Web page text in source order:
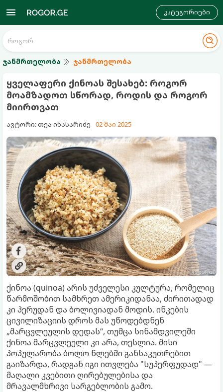
კატეგორიები
ჯანმრთელობა ჯანმრთელობა
ყველაფერი ქინოას შესახებ: როგორ
მოამზადოთ სწორად, როდის და როგორ
მიირთვათ
ავტორი: თეა ინასარიძე 02 მაი 2025
ქინოა (quinoa) არის უძველესი კულტურა, რომელიც
წარმოშობით სამხრეთ ამერიკიდანაა, ძირითადად
კი პერუდან და ბოლივიადან მოდის. ინკების
ცივილიზაციის დროს მას უწოდებდნენ
„მარცვლეულის დედას“, თუმცა სინამდვილეში
ქინოა მარცვლეული კი არა, თესლია. მისი
პოპულარობა ბოლო წლებში განსაკუთრებით
გაიზარდა, რადგან იგი ითვლება "სუპერფუდად" —
მაღალი კვებითი ღირებულებისა და
მრავალმხრივი სარგებლობის გამო.